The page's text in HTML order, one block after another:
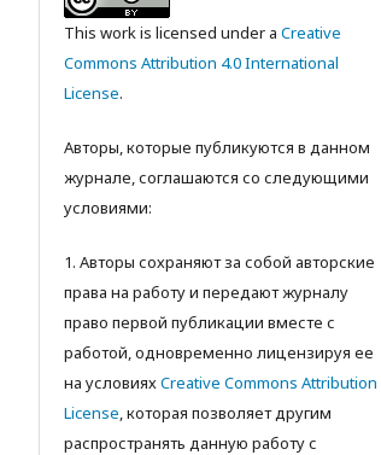
This work is licensed under a Creative
Commons Attribution 4.0 International
License.
Авторы, которые публикуются в данном
журнале, соглашаются со следующими
условиями:
1. Авторы сохраняют за собой авторские
права на работу и передают журналу
право первой публикации вместе с
работой, одновременно лицензируя ее
на условияхCreative Commons Attribution
License, которая позволяет другим
распространять данную работу с